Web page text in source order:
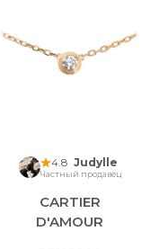
4.8 Judylle
Частный продавец
CARTIER
D'AMOUR